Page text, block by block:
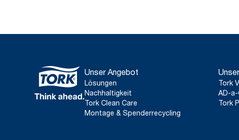
Unser Angebot
Lösungen
Nachhaltigkeit
Tork Clean Care
Montage & Spenderrecycling
Tork
AD-
Tork